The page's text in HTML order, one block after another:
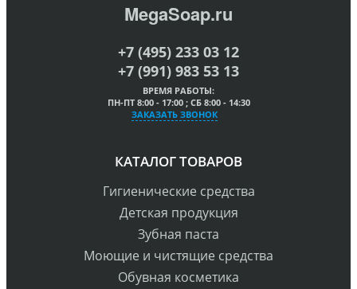
MegaSoap.ru
+7 (495) 233 03 12
+7 (991) 983 53 13
ВРЕМЯ РАБОТЫ:
ПН-ПТ 8:00 - 17:00 ; СБ 8:00 - 14:30
ЗАКАЗАТЬ ЗВОНОК
КАТАЛОГ ТОВАРОВ
Гигиенические средства
Детская продукция
Зубная паста
Моющие и чистящие средства
Обувная косметика